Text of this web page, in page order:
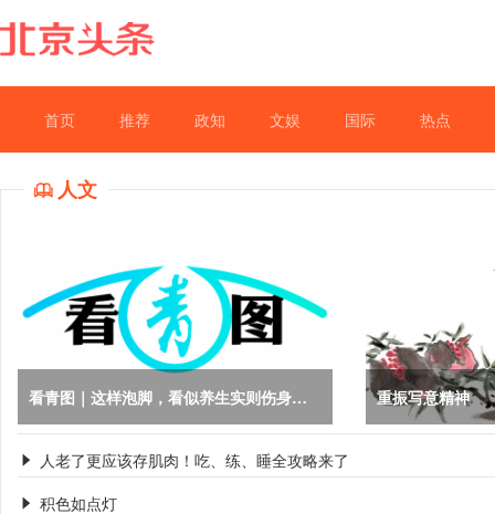
首页 推荐 政知 文娱 国际 热点
人文
看青图｜这样泡脚，看似养生实则伤身！尤其是夏天重振写意精神
 人老了更应该存肌肉！吃、练、睡全攻略来了
 积色如点灯